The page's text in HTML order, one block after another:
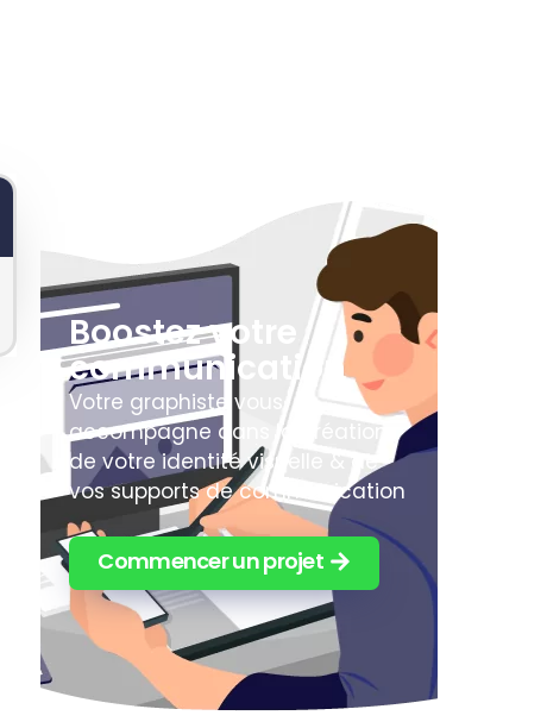
Boostez votre
communication
Votre graphiste vous
accompagne dans la création
de votre identité visuelle & de
vos supports de communication
Commencer un projet